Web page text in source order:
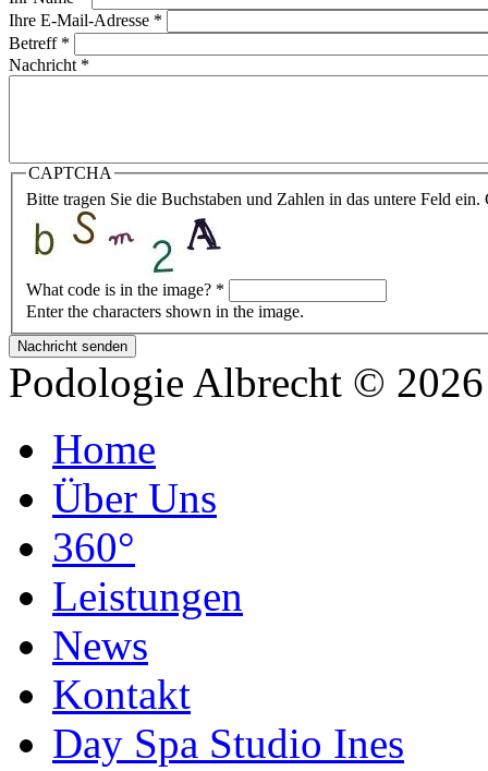
Ihre E-Mail-Adresse *
Betreff *
Nachricht *
CAPTCHA
Bitte tragen Sie die Buchstaben und Zahlen in das untere Feld
What code is in the image? *
Enter the characters shown in the image.
Podologie Albrecht ©
Home
Über Uns
360°
Leistungen
News
Kontakt
Day Spa Studio Ines